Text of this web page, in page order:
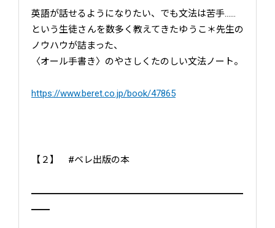
英語が話せるようになりたい、でも文法は苦手……
という生徒さんを数多く教えてきたゆうこ＊先生の
ノウハウが詰まった、
〈オール手書き〉のやさしくたのしい文法ノート。
https://www.beret.co.jp/book/47865
【２】 #ベレ出版の本
━━━━━━━━━━━━━━━━━━━━━━━
━━